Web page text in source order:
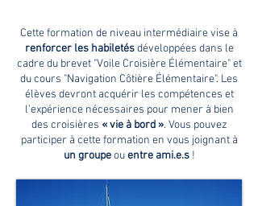
Cette formation de niveau intermédiaire vise à
renforcer les habiletésdéveloppées dans le
cadre du brevet "Voile Croisière Élémentaire" et
du cours "Navigation Côtière Élémentaire". Les
élèves devront acquérir les compétences et
l’expérience nécessaires pour mener à bien
des croisières « vie à bord ». Vous pouvez
participer à cette formation en vous joignant à
un groupeouentre ami.e.s !